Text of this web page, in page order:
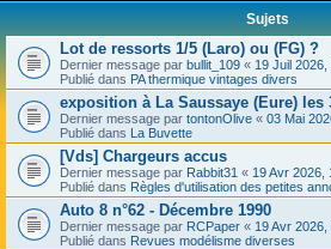
Sujets
Lot de ressorts 1/5 (Laro) ou (FG) ?
Dernier message par bullit_109 « 19 Juil 2026,
Publié dans PA thermique vintages divers
exposition à La Saussaye (Eure) les
Dernier message par tontonOlive « 03 Mai
Publié dans La Buvette
[Vds] Chargeurs accus
Dernier message par Rabbit31 « 19 Avr 2026,
Publié dans Règles d'utilisation des petites
Auto 8 n°62 - Décembre 1990
Dernier message par RCPaper « 19 Avr 2026,
Publié dans Revues modélisme diverses